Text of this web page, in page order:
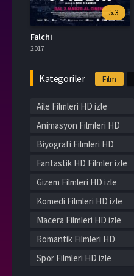
5.3
Falchi
2017
Kategoriler Film
Aile Filmleri HD izle
Animasyon Filmleri HD
izle
Biyografi Filmleri HD
izle
Fantastik HD Filmler izle
Gizem Filmleri HD izle
Komedi Filmleri HD izle
Macera Filmleri HD izle
Romantik Filmleri HD
izle
Spor Filmleri HD izle